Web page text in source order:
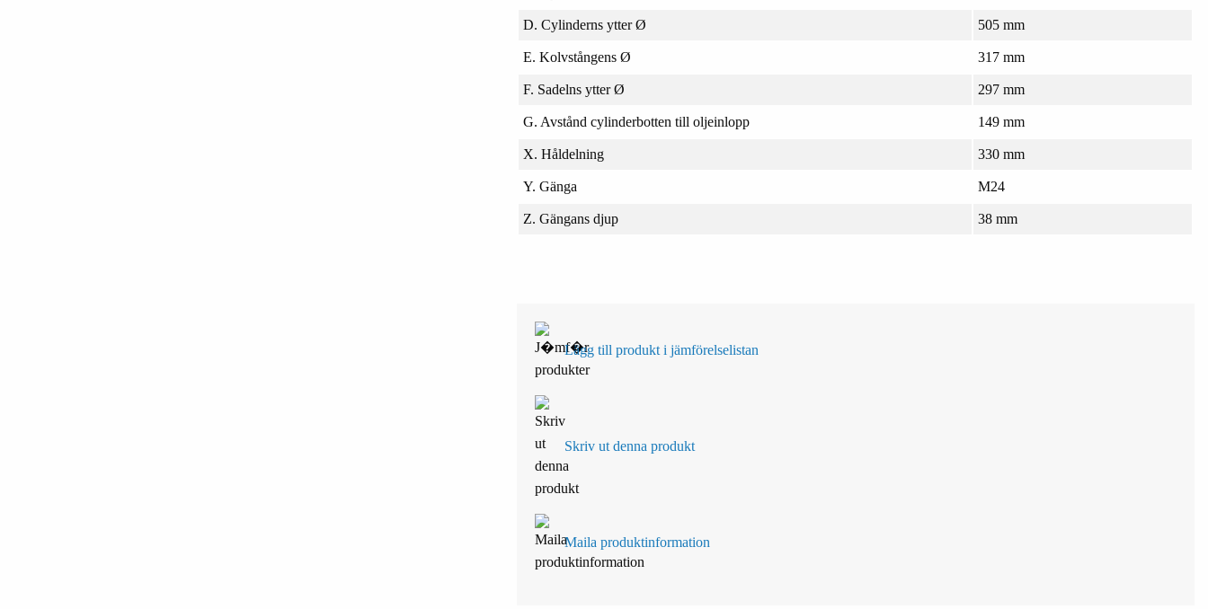
D. Cylinderns ytter Ø 505 mm
E. Kolvstångens Ø 317 mm
F. Sadelns ytter Ø 297 mm
G. Avstånd cylinderbotten till oljeinlopp 149 mm
X. Håldelning 330 mm
Y. Gänga M24
Z. Gängans djup 38 mm
Lägg till produkt i jämförelselistan
Skriv ut denna produkt
Maila produktinformation